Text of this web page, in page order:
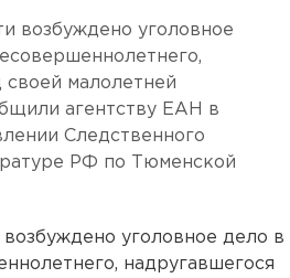
возбуждено уголовное
своей малолетней
агентству ЕАН в
Следственного
РФ по Тюменской
уголовное дело в
надругавшегося